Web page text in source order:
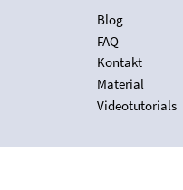
Blog
FAQ
Kontakt
Material
Videotutorials